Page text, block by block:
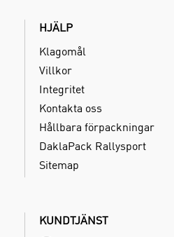
HJÄLP
Klagomål
Villkor
Integritet
Kontakta oss
Hållbara förpackningar
DaklaPack Rallysport
Sitemap
KUNDTJÄNST